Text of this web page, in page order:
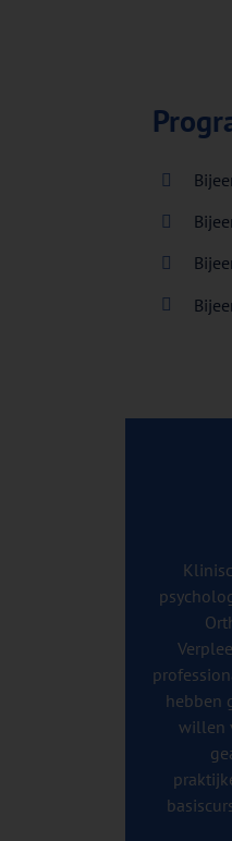
hebben
willen